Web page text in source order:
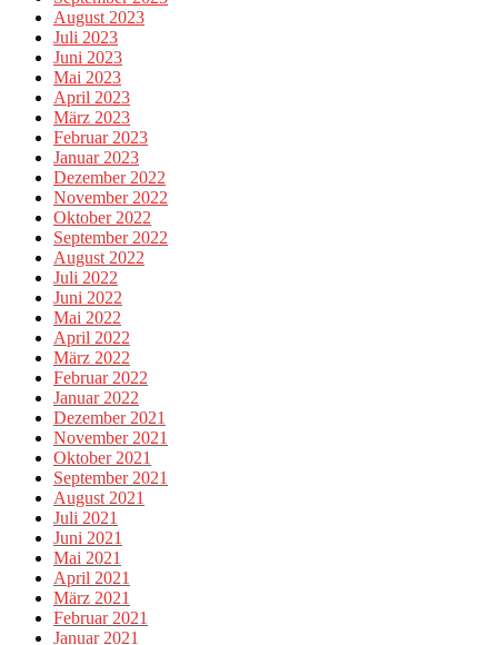
August 2023
Juli 2023
Juni 2023
Mai 2023
April 2023
März 2023
Februar 2023
Januar 2023
Dezember 2022
November 2022
Oktober 2022
September 2022
August 2022
Juli 2022
Juni 2022
Mai 2022
April 2022
März 2022
Februar 2022
Januar 2022
Dezember 2021
November 2021
Oktober 2021
September 2021
August 2021
Juli 2021
Juni 2021
Mai 2021
April 2021
März 2021
Februar 2021
Januar 2021